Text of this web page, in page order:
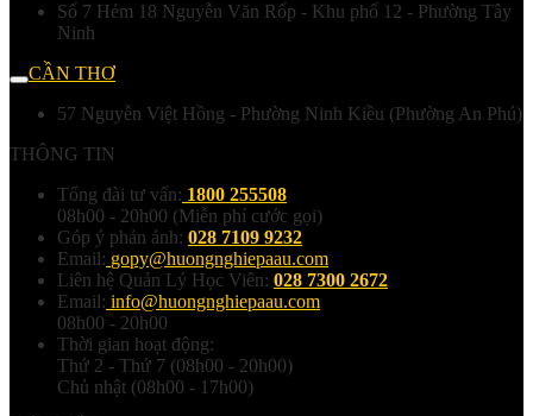
Số 7 Hẻm 18 Nguyễn Văn Rốp - Khu phố 12 - Phường Tây
Ninh
CẦN THƠ
57 Nguyễn Việt Hồng - Phường Ninh Kiều (Phường An Phú)
THÔNG TIN
Tổng đài tư vấn: 1800 255508
08h00 - 20h00 (Miễn phí cước gọi)
Góp ý phản ánh: 028 7109 9232
Email: gopy@huongnghiepaau.com
Liên hệ Quản Lý Học Viên: 028 7300 2672
Email: info@huongnghiepaau.com
08h00 - 20h00
Thời gian hoạt động:
Thứ 2 - Thứ 7 (08h00 - 20h00)
Chủ nhật (08h00 - 17h00)